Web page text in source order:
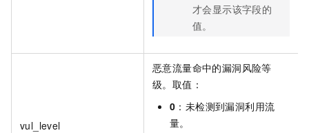
才会显示该字段的
值。
vul_level
恶意流量命中的漏洞风险等
级。取值：
0 ：未检测到漏洞利用流
量。